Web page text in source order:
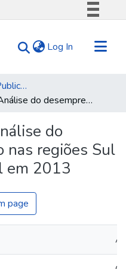
Comunica BR
Acesso à informação
Legislação
Log In (current)
Navegar por Tipo de Publicação
Uma Análise do desemprego severo nas regiões Sul e Sudeste do Brasil em 2013
do
nas regiões Sul
em 2013
page